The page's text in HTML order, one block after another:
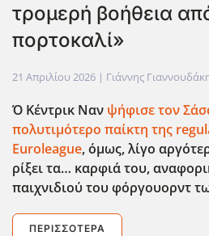
τρομερή βοήθεια
πορτοκαλί»
21 Απριλίου 2026 | Γιάννης
Ό Κέντρικ Ναν ψήφισε τον
πολυτιμότερο παίκτη της
Euroleague, όμως, λίγο
ρίξει τα… καρφιά του,
παιχνιδιού του φόργουορντ
ΠΕΡΙΣΣΌΤΕΡΑ